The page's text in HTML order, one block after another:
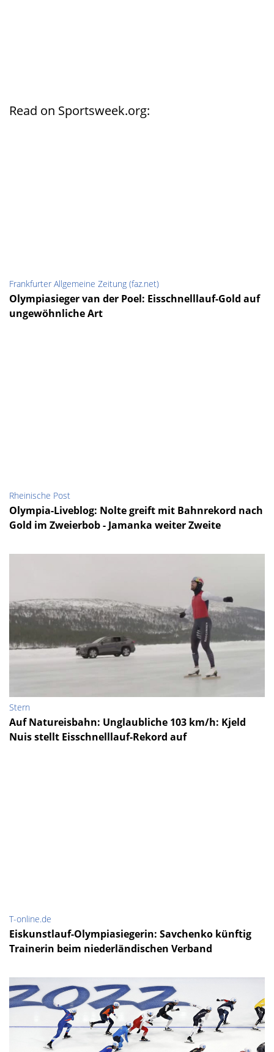
Read on Sportsweek.org:
Frankfurter Allgemeine Zeitung (faz.net)
Olympiasieger van der Poel: Eisschnelllauf-Gold auf
ungewöhnliche Art
Rheinische Post
Olympia-Liveblog: Nolte greift mit Bahnrekord nach
Gold im Zweierbob - Jamanka weiter Zweite
Stern
Auf Natureisbahn: Unglaubliche 103 km/h: Kjeld
Nuis stellt Eisschnelllauf-Rekord auf
T-online.de
Eiskunstlauf-Olympiasiegerin: Savchenko künftig
Trainerin beim niederländischen Verband